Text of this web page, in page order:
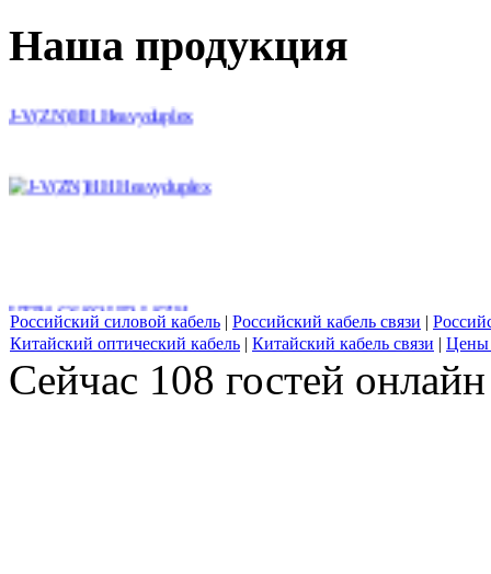
Наша продукция
Российский силовой кабель | Российский кабель связи |
Китайский оптический кабель | Китайский кабель связи | Цены
Сейчас 108 гостей онлайн